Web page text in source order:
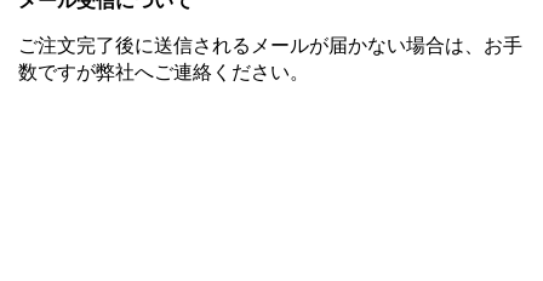
ご注文完了後に送信されるメールが届かない場合は、お手
数ですが弊社へご連絡ください。